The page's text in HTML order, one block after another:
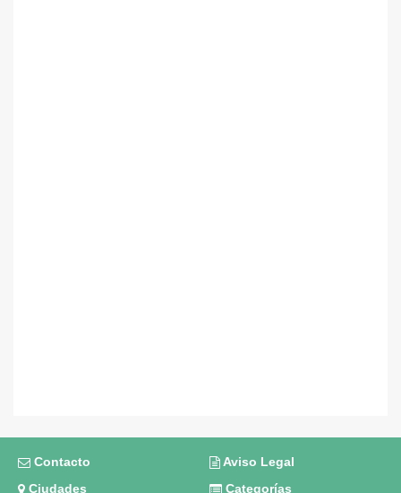
Contacto
Aviso Legal
Ciudades
Categorías